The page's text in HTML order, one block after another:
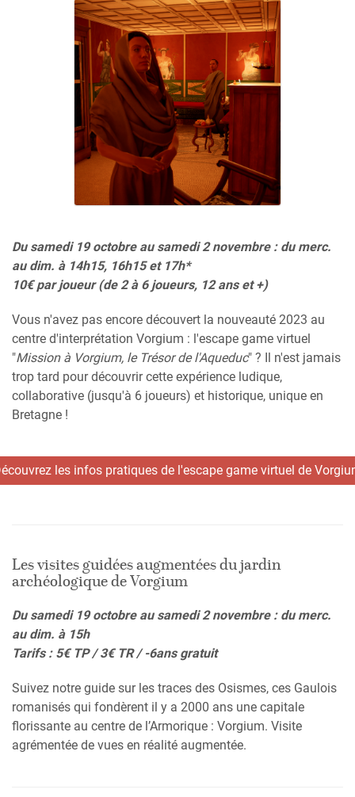
Du samedi 19 octobre au samedi 2 novembre : du merc.
au dim. à 14h15, 16h15 et 17h*
10€ par joueur (de 2 à 6 joueurs, 12 ans et +)
Vous n'avez pas encore découvert la nouveauté 2023 au
centre d'interprétation Vorgium : l'escape game virtuel
"Mission à Vorgium, le Trésor de l'Aqueduc" ? Il n'est jamais
trop tard pour découvrir cette expérience ludique,
collaborative (jusqu'à 6 joueurs) et historique, unique en
Bretagne !
les infos pratiques de l'escape game virtuel de
Les visites guidées augmentées du jardin
archéologique de Vorgium
Du samedi 19 octobre au samedi 2 novembre : du merc.
au dim. à 15h
Tarifs : 5€ TP / 3€ TR / -6ans gratuit
Suivez notre guide sur les traces des Osismes, ces Gaulois
romanisés qui fondèrent il y a 2000 ans une capitale
florissante au centre de l’Armorique : Vorgium. Visite
agrémentée de vues en réalité augmentée.